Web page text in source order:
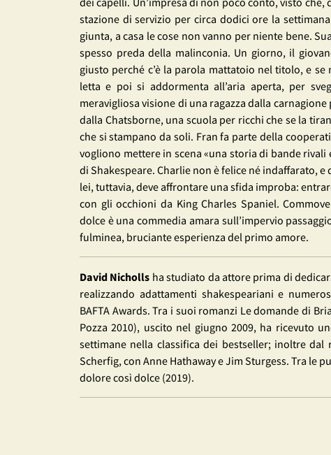
stazione di servizio per circa dodici ore la
giunta, a casa le cose non vanno per niente bene.
spesso preda della malinconia. Un giorno, il
giusto perché c’è la parola mattatoio nel titolo, e
letta e poi si addormenta all’aria aperta, per
meravigliosa visione di una ragazza dalla
dalla Chatsborne, una scuola per ricchi che se la
che si stampano da soli. Fran fa parte della
vogliono mettere in scena «una storia di bande
di Shakespeare. Charlie non è felice né indaffarato,
lei, tuttavia, deve affrontare una sfida improba:
con gli occhioni da King Charles Spaniel.
dolce è una commedia amara sull’impervio
fulminea, bruciante esperienza del primo amore.
David Nicholls ha studiato da attore prima di
realizzando adattamenti shakespeariani e
BAFTA Awards. Tra i suoi romanzi Le domande di
Pozza 2010), uscito nel giugno 2009, ha ricevuto
settimane nella classifica dei bestseller; inoltre
Scherfig, con Anne Hathaway e Jim Sturgess. Tra le
dolore così dolce (2019).